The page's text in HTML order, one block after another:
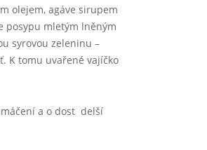
olejem, agáve sirupem
posypu mletým lněným
syrovou zeleninu –
K tomu uvařené vajíčko
a o dost delší